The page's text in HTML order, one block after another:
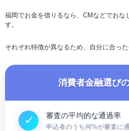
福岡でお金を借りるなら、CMなどでおな
す。
それぞれ特徴が異なるため、自分に合った
消費者金融選び
審査の平均的な通過率
申込者のうち何%が審査に